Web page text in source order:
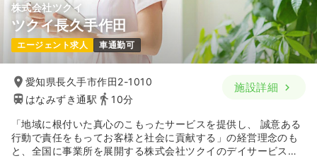
株式会社ツクイ
ツクイ長久手作田
エージェント求人 車通勤可
愛知県長久手市作田2-1010
はなみずき通駅
10分
施設詳細
「地域に根付いた真心のこもったサービスを提供し、 誠意ある
行動で責任をもってお客様と社会に貢献する」の経営理念のも
と、全国に事業所を展開する株式会社ツクイのデイサービスで